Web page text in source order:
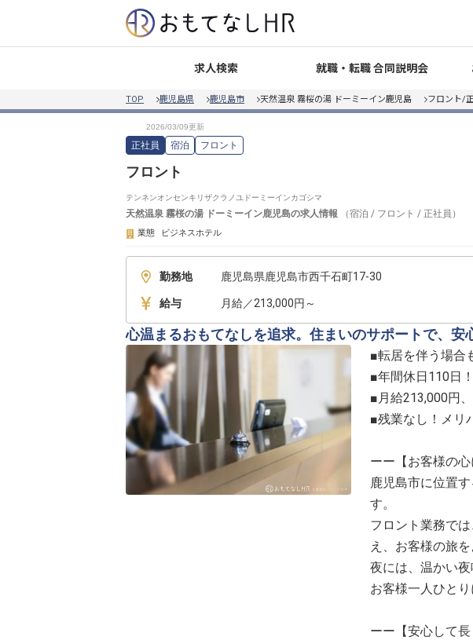
求人検索 就職・転職 合同説明会
TOP 鹿児島県 鹿児島市 天然温泉 霧桜の湯 ドーミーイン鹿児島 フロント/
正社員 宿泊 フロント
フロント
テンネンオンセンキリザクラノユドーミーインカゴシマ
天然温泉 霧桜の湯 ドーミーイン鹿児島の求人情報 （宿泊 / フロント / 正社員 ）
業態 ビジネスホテル
勤務地 鹿児島県鹿児島市西千石町17-30
給与 月給／213,000円～
心温まるおもてなしを追求。住まいのサポートで、安
■転居を伴う場合
■年間休日110日
■月給213,000円
■残業なし！メリ
ーー【お客様の心
鹿児島市に位置
す。
フロント業務で
え、お客様の旅
夜には、温かい
お客様一人ひと
ーー【安心して